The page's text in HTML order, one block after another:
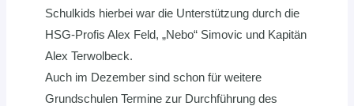
Schulkids hierbei war die Unterstützung durch die
HSG-Profis Alex Feld, „Nebo“ Simovic und Kapitän
Alex Terwolbeck.
Auch im Dezember sind schon für weitere
Grundschulen Termine zur Durchführung des